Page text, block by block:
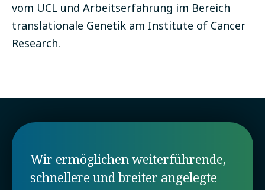
vom UCL und Arbeitserfahrung im Bereich
translationale Genetik am Institute of Cancer
Research.
Wir ermöglichen weiterführende,
schnellere und breiter angelegte